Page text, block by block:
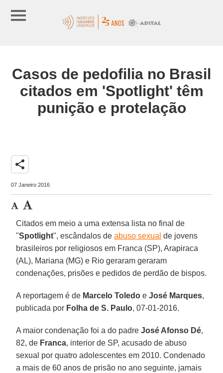
Casos de pedofilia no Brasil
citados em 'Spotlight' têm
punição e protelação
share
07 Janeiro 2016
Citados em meio a uma extensa lista no final de
"Spotlight", escândalos de abuso sexual de jovens
brasileiros por religiosos em Franca (SP), Arapiraca
(AL), Mariana (MG) e Rio geraram geraram
condenações, prisões e pedidos de perdão de bispos.
A reportagem é de Marcelo Toledo eJosé Marques,
publicada por Folha de S. Paulo, 07-01-2016.
A maior condenação foi a do padreJosé Afonso Dé,
82, de Franca, interior de SP, acusado de abuso
sexual por quatro adolescentes em 2010. Condenado
a mais de 60 anos de prisão no ano seguinte, jamais